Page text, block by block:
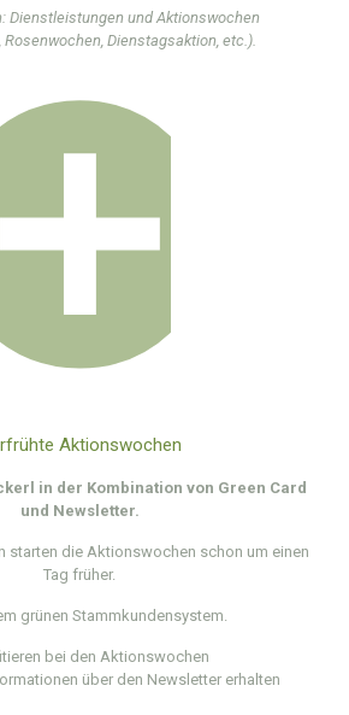
Dienstleistungen und Aktionswochen
Dienstagsaktion, etc.).
Aktionswochen
in der Kombination von Green Card
und Newsletter.
starten die Aktionswochen schon um einen
Tag früher.
grünen Stammkundensystem.
bei den Aktionswochen
über den Newsletter erhalten